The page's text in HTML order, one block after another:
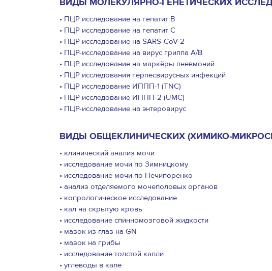
ВИДЫ МОЛЕКУЛЯРНО-ГЕНЕТИЧЕСКИХ
• ПЦР исследование на гепатит В
• ПЦР исследование на гепатит С
• ПЦР исследование на SARS-CoV-2
• ПЦР-исследование на вирус гриппа А/B
• ПЦР исследование на маркёры пневмоний
• ПЦР исследования герпесвирусных инфекций
• ПЦР исследование ИППП-1 (TNC)
• ПЦР исследование ИППП-2 (UMC)
• ПЦР-исследование на энтеровирус
ВИДЫ ОБЩЕКЛИНИЧЕСКИХ (ХИМИКО-
• клинический анализ мочи
• исследование мочи по Зимницкому
• исследование мочи по Нечипоренко
• анализ отделяемого мочеполовых органов
• копрологическое исследование
• кал на скрытую кровь
• исследование спинномозговой жидкости
• мазок из глаз на GN
• мазок на грибы
• исследование толстой капли
• углеводы в кале